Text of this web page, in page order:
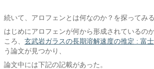
続いて、アロフェンとは何なのか？を探ってみる
はじめにアロフェンが何から形成されているの
ころ、 玄武岩ガラスの長期溶解速度の推定 : 富
う論文が見つかり、
論文中には下記の記載があった。